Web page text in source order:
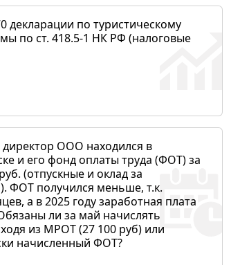
декларации по туристическому
по ст. 418.5-1 НК РФ (налоговые
ООО находился в
и его фонд оплаты труда (ФОТ) за
(отпускные и оклад за
ФОТ получился меньше, т.к.
а в 2025 году заработная плата
ли за май начислять
из МРОТ (27 100 руб) или
начисленный ФОТ?